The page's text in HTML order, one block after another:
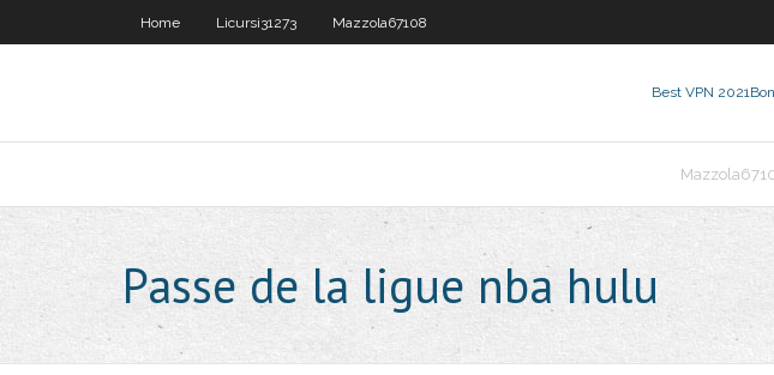
Home Licursi31273 Mazzola67108
Best VPN 2021
Passe de la ligue nba hulu